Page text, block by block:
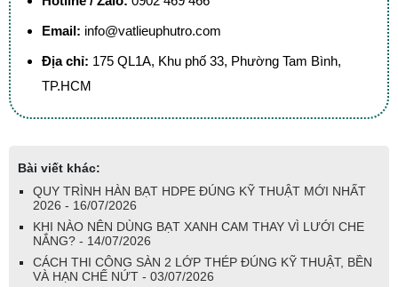
Email: info@vatlieuphutro.com
Địa chỉ: 175 QL1A, Khu phố 33, Phường Tam Bình,
TP.HCM
Bài viết khác:
QUY TRÌNH HÀN BẠT HDPE ĐÚNG KỸ THUẬT MỚI NHẤT
2026 - 16/07/2026
KHI NÀO NÊN DÙNG BẠT XANH CAM THAY VÌ LƯỚI CHE
NẮNG? - 14/07/2026
CÁCH THI CÔNG SÀN 2 LỚP THÉP ĐÚNG KỸ THUẬT, BỀN
VÀ HẠN CHẾ NỨT - 03/07/2026